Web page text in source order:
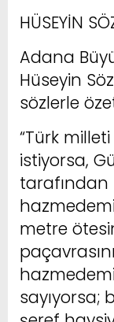
HÜSEYİN
Adana
Hüseyin
sözlerle
“Türk
istiyorsa,
tarafından
metre
sayıyorsa;